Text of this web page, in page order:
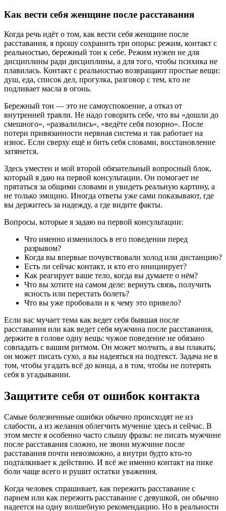
Как вести себя женщине после расставания
Когда речь идёт о том, как вести себя женщине после
расставания, я прошу сохранить три опоры: режим, контакт с
реальностью, бережный тон к себе. Режим нужен не для
дисциплины ради дисциплины, а для того, чтобы психика не
плавилась. Контакт с реальностью возвращают простые вещи:
душ, еда, список дел, прогулка, разговор с тем, кто не
подливает масла в огонь.
Бережный тон — это не самоуспокоение, а отказ от
внутренней травли. Не надо говорить себе, что вы «дошли до
смешного», «развалились», «ведёте себя позорно». После
потери привязанности нервная система и так работает на
износ. Если сверху ещё и бить себя словами, восстановление
затянется.
Здесь уместен и мой второй обязательный вопросный блок,
который я даю на первой консультации. Он помогает не
прятаться за общими словами и увидеть реальную картину, а
не только эмоцию. Иногда ответы уже сами показывают, где
вы держитесь за надежду, а где видите факты.
Вопросы, которые я задаю на первой консультации:
Что именно изменилось в его поведении перед
разрывом?
Когда вы впервые почувствовали холод или дистанцию?
Есть ли сейчас контакт, и кто его инициирует?
Как реагирует ваше тело, когда вы думаете о нём?
Что вы хотите на самом деле: вернуть связь, получить
ясность или перестать болеть?
Что вы уже пробовали и к чему это привело?
Если вас мучает тема как ведет себя бывшая после
расставания или как ведет себя мужчина после расставания,
держите в голове одну вещь: чужое поведение не обязано
совпадать с вашим ритмом. Он может молчать, а вы плакать;
он может писать сухо, а вы надеяться на подтекст. Задача не в
том, чтобы угадать всё до конца, а в том, чтобы не потерять
себя в угадывании.
Защитите себя от ошибок контакта
Самые болезненные ошибки обычно происходят не из
слабости, а из желания облегчить мучение здесь и сейчас. В
этом месте я особенно часто слышу фразы: не писать мужчине
после расставания сложно, не звони мужчине после
расставания почти невозможно, а внутри будто кто-то
подталкивает к действию. И всё же именно контакт на пике
боли чаще всего и рушит остатки уважения.
Когда человек спрашивает, как пережить расставание с
парнем или как пережить расставание с девушкой, он обычно
надеется на одну волшебную рекомендацию. Но в реальности